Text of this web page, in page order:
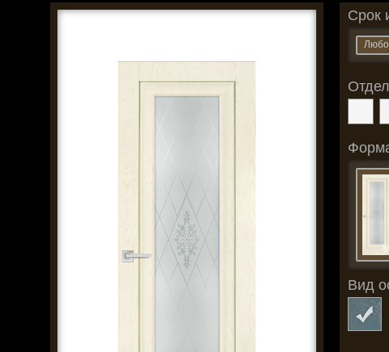
Срок
Вид